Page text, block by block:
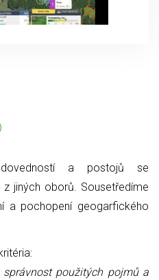
a postojů se
jiných oborů. Sousetředíme
a pochopení geogarfického
správnost použitých pojmů a